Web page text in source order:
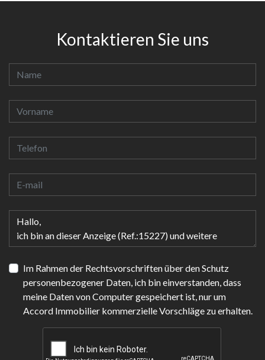
Kontaktieren Sie uns
Im Rahmen der Rechtsvorschriften über den Schutz
personenbezogener Daten, ich bin einverstanden, dass
meine Daten von Computer gespeichert ist, nur um
Accord Immobilier kommerzielle Vorschläge zu erhalten.